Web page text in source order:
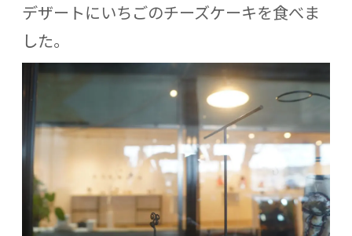
デザートにいちごのチーズケーキを食べま
した。